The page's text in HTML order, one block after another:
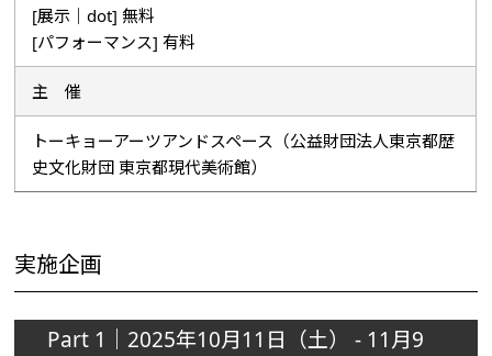
[展示｜dot] 無料
[パフォーマンス] 有料
主 催
トーキョーアーツアンドスペース（公益財団法人東京都歴
史文化財団 東京都現代美術館）
実施企画
Part 1｜2025年10月11日（土） - 11月9